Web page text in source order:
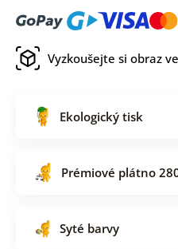
Vyzkoušejte si obraz
Ekologický tisk
Prémiové plátno
Syté barvy